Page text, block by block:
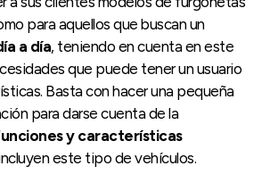
para aquellos que buscan un
a día, teniendo en cuenta en este
que puede tener un usuario
Basta con hacer una pequeña
para darse cuenta de la
y características
este tipo de vehículos.